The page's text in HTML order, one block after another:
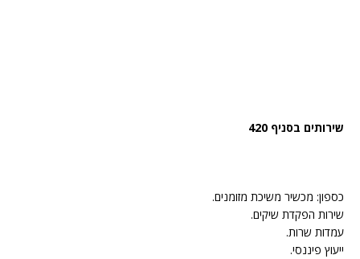
שירותים בסניף 420
כספון: מכשיר משיכת מזומנים.
שירות הפקדת שיקים.
עמדות שרות.
ייעוץ פיננסי.